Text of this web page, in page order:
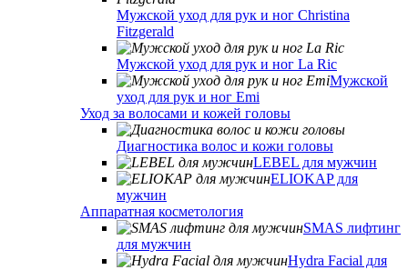
Мужской уход для рук и ног Christina
Fitzgerald
Мужской уход для рук и ног La Ric
Мужской
уход для рук и ног Emi
Уход за волосами и кожей головы
Диагностика волос и кожи головы
LEBEL для мужчин
ELIOKAP для
мужчин
Аппаратная косметология
SMAS лифтинг
для мужчин
Hydra Facial для